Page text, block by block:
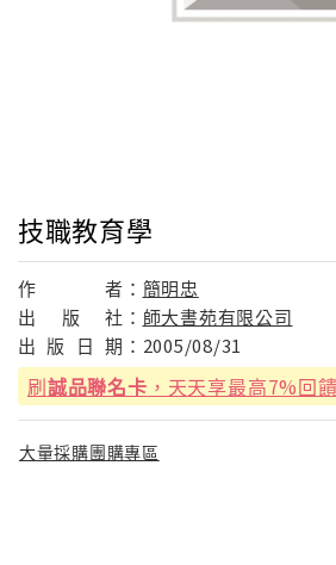
技職教育學
作 者： 簡明忠
出
版 社： 師大書苑有限公司
出 版 日 期： 2005/08/31
刷誠品聯名卡 ，天天享最高7%回饋
大量採購團購專區